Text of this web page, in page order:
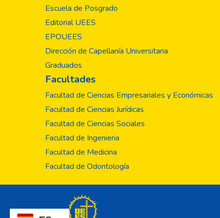
Escuela de Posgrado
Editorial UEES
EPOUEES
Dirección de Capellanía Universitaria
Graduados
Facultades
Facultad de Ciencias Empresariales y Económicas
Facultad de Ciencias Jurídicas
Facultad de Ciencias Sociales
Facultad de Ingenieria
Facultad de Medicina
Facultad de Odontología